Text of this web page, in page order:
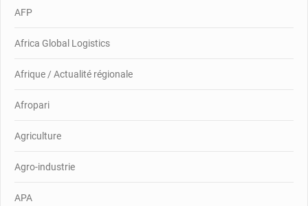
AFP
Africa Global Logistics
Afrique / Actualité régionale
Afropari
Agriculture
Agro-industrie
APA